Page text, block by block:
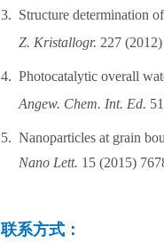
3. Structure determination
Z. Kristallogr. 227
4. Photocatalytic overall
Angew. Chem. Int. Ed.
5. Nanoparticles at grain
Nano Lett. 15 (2015)
联系方式：